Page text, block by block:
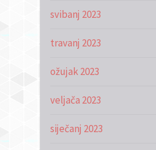
svibanj 2023
travanj 2023
ožujak 2023
veljača 2023
siječanj 2023